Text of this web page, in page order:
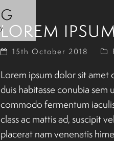
LOREM
15th October 2018
Lorem ipsum dolor sit
duis habitasse conubia
commodo fermentum
class ac mattis ad, suscipit
placerat nam venenatis